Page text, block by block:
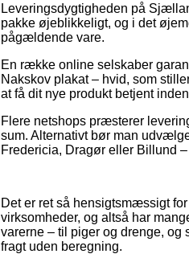
Leveringsdygtigheden på
pakke øjeblikkeligt, og i det
pågældende vare.
En række online selskaber
Nakskov plakat – hvid, som
at få dit nye produkt betjent
Flere netshops præsterer
sum. Alternativt bør man
Fredericia, Dragør eller Billund
Det er ret så hensigtsmæssigt
virksomheder, og altså har
varerne – til piger og drenge, og
fragt uden beregning.